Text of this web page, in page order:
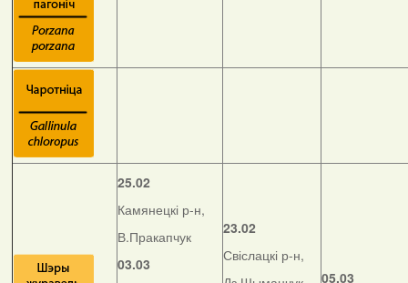
25.02
Камянецкі р-н,
В.Пракапчук
03.03
23.02
Свіслацкі р-н,
05.03